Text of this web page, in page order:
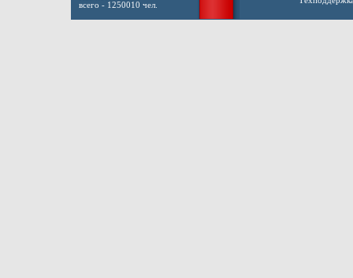
всего - 1250010 чел.